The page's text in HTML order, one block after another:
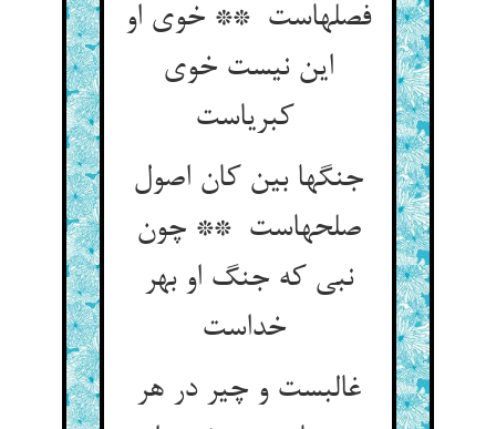
فصلهاست ** خوی او
این نیست خوی
کبریاست
جنگها بین کان اصول
صلحهاست ** چون
نبی که جنگ او بهر
غالبست و چیر در هر